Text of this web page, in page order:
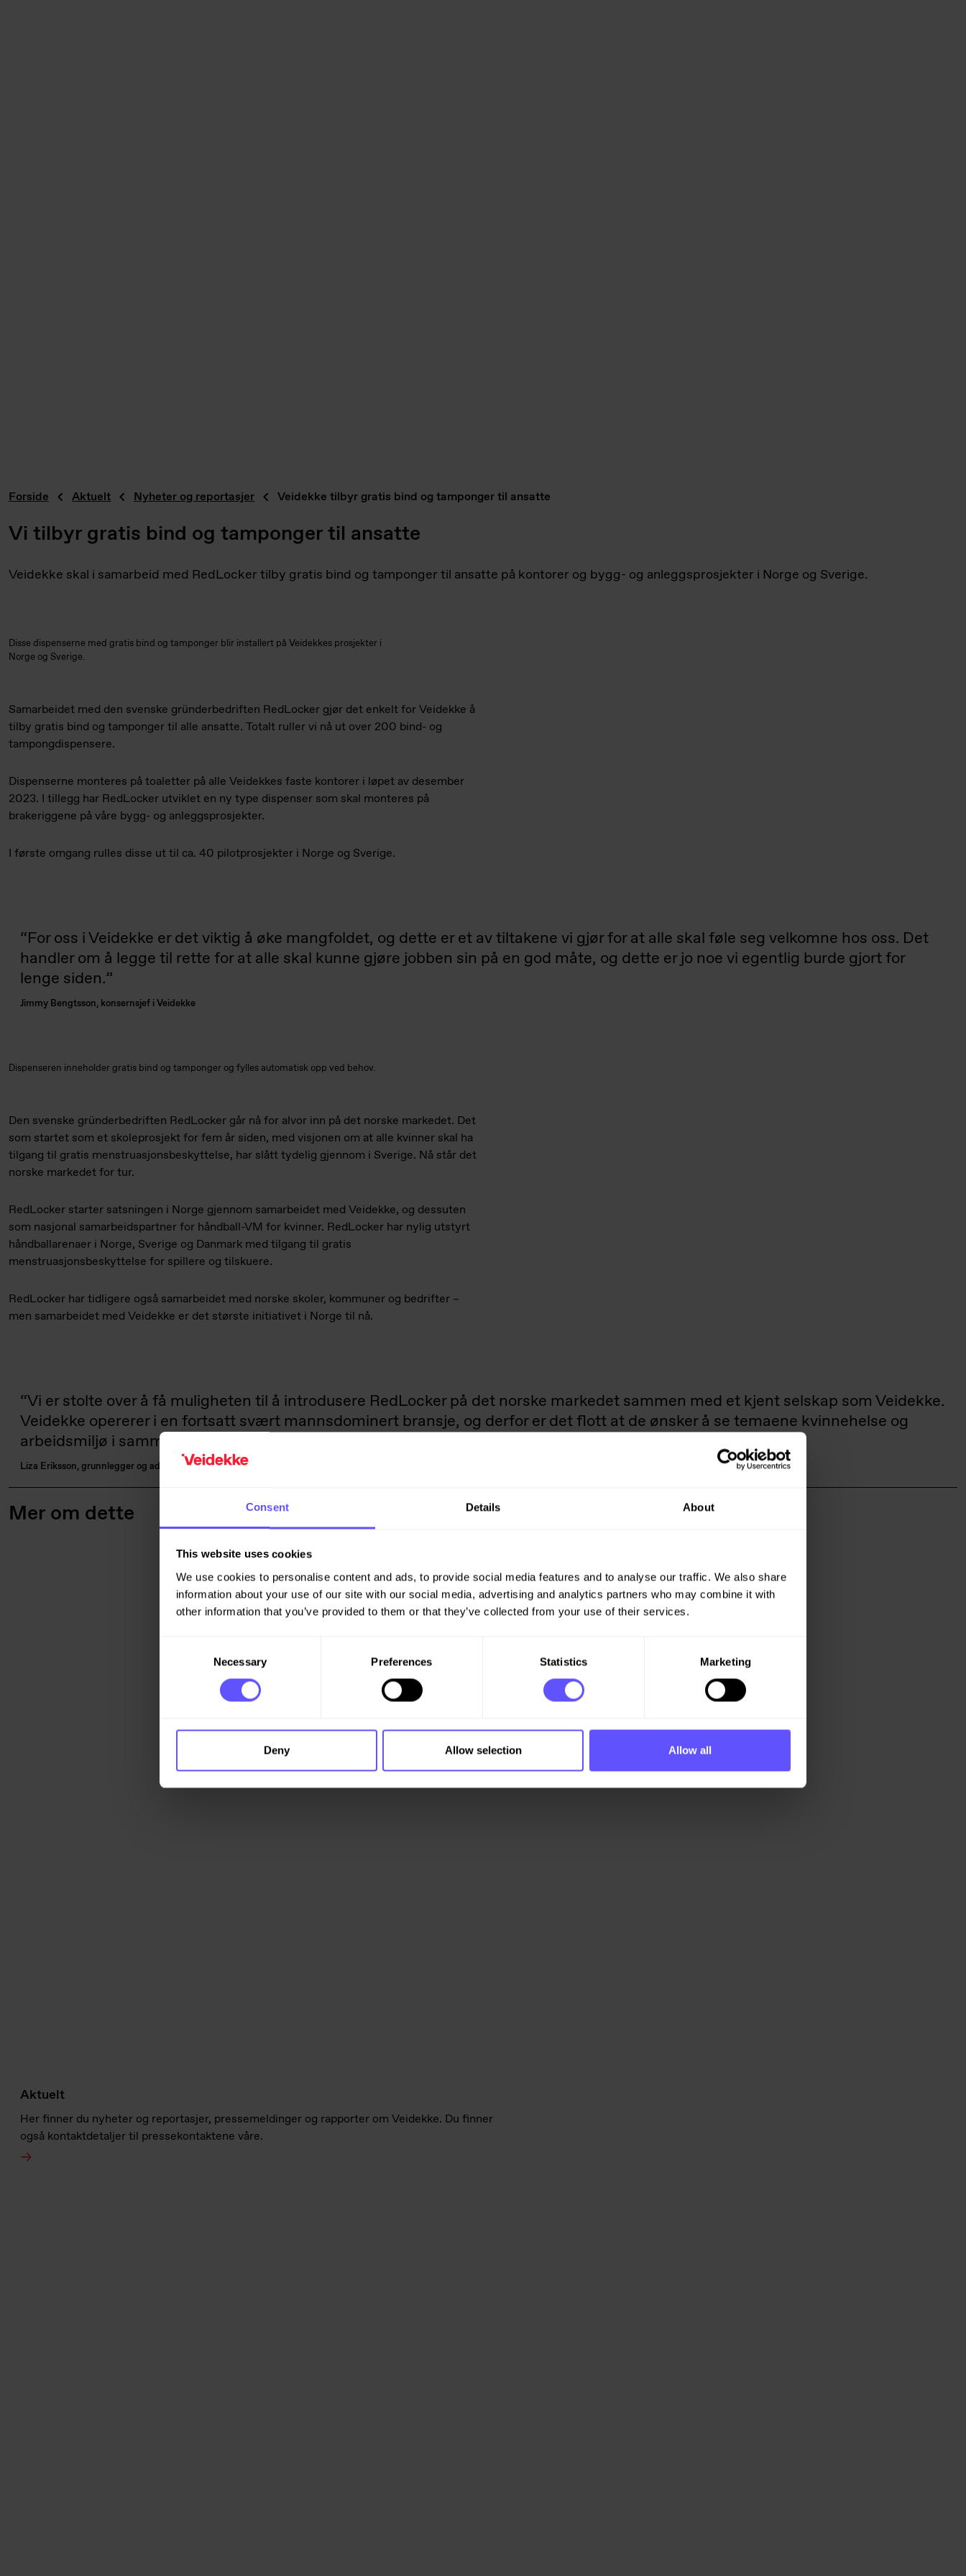
Consent Details About
This website uses cookies
We use cookies to personalise content and ads, to provide social media features and to analyse our traffic. We also share
information about your use of our site with our social media, advertising and analytics partners who may combine it with
other information that you’ve provided to them or that they’ve collected from your use of their services.
Necessary Preferences Statistics Marketing
Deny Allow selection Allow all
Forside Aktuelt Nyheter og reportasjer Veidekke tilbyr gratis bind og tamponger til ansatte
Vi tilbyr gratis bind og tamponger til ansatte
Veidekke skal i samarbeid med RedLocker tilby gratis bind og tamponger til ansatte på kontorer og bygg- og anleggsprosjekter i Norge og Sverige.
Disse dispenserne med gratis bind og tamponger blir installert på Veidekkes prosjekter i
Norge og Sverige.
Samarbeidet med den svenske gründerbedriften RedLocker gjør det enkelt for Veidekke å
tilby gratis bind og tamponger til alle ansatte. Totalt ruller vi nå ut over 200 bind- og
tampongdispensere.
Dispenserne monteres på toaletter på alle Veidekkes faste kontorer i løpet av desember
2023. I tillegg har RedLocker utviklet en ny type dispenser som skal monteres på
brakeriggene på våre bygg- og anleggsprosjekter.
I første omgang rulles disse ut til ca. 40 pilotprosjekter i Norge og Sverige.
For oss i Veidekke er det viktig å øke mangfoldet, og dette er et av tiltakene vi gjør for at alle skal føle seg velkomne hos oss. Det
handler om å legge til rette for at alle skal kunne gjøre jobben sin på en god måte, og dette er jo noe vi egentlig burde gjort for
lenge siden.
Jimmy Bengtsson, konsernsjef i Veidekke
Dispenseren inneholder gratis bind og tamponger og fylles automatisk opp ved behov.
Den svenske gründerbedriften RedLocker går nå for alvor inn på det norske markedet. Det
som startet som et skoleprosjekt for fem år siden, med visjonen om at alle kvinner skal ha
tilgang til gratis menstruasjonsbeskyttelse, har slått tydelig gjennom i Sverige. Nå står det
norske markedet for tur.
RedLocker starter satsningen i Norge gjennom samarbeidet med Veidekke, og dessuten
som nasjonal samarbeidspartner for håndball-VM for kvinner. RedLocker har nylig utstyrt
håndballarenaer i Norge, Sverige og Danmark med tilgang til gratis
menstruasjonsbeskyttelse for spillere og tilskuere.
RedLocker har tidligere også samarbeidet med norske skoler, kommuner og bedrifter –
men samarbeidet med Veidekke er det største initiativet i Norge til nå.
Vi er stolte over å få muligheten til å introdusere RedLocker på det norske markedet sammen med et kjent selskap som Veidekke.
Veidekke opererer i en fortsatt svært mannsdominert bransje, og derfor er det flott at de ønsker å se temaene kvinnehelse og
arbeidsmiljø i sammenheng – også i Norge.
Liza Eriksson, grunnlegger og administrerende direktør i RedLocker
Mer om dette
Aktuelt
Her finner du nyheter og reportasjer, pressemeldinger og rapporter om Veidekke. Du finner
også kontaktdetaljer til pressekontaktene våre.